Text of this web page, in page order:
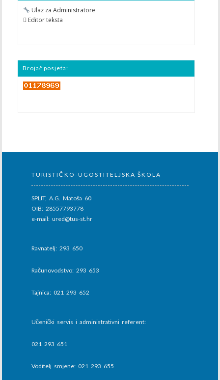
Ulaz za Administratore
 Editor teksta
Brojač posjeta:
TURISTIČKO-UGOSTITELJSKA ŠKOLA
SPLIT, A.G. Matoša 60
OIB: 28557793778
e-mail: ured@tus-st.hr
Ravnatelj: 293 650
Računovodstvo: 293 653
Tajnica: 021 293 652
Učenički servis i administrativni referent:
021 293 651
Voditelj smjene: 021 293 655